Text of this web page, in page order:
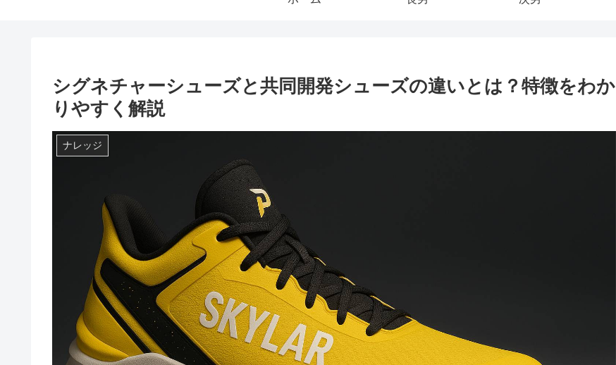
シグネチャーシューズと共同開発シューズの違いとは？特徴をわか
りやすく解説
ナレッジ